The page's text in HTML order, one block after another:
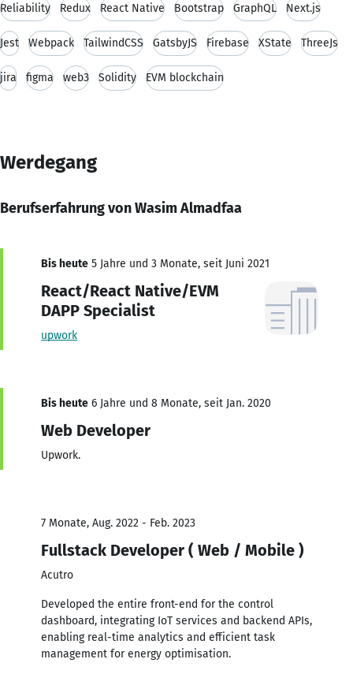
Reliability Redux React Native Bootstrap GraphQL Next.js
Jest Webpack TailwindCSS GatsbyJS Firebase XState ThreeJs
jira figma web3 Solidity EVM blockchain
Werdegang
Berufserfahrung von Wasim Almadfaa
Bis heute 5 Jahre und 3 Monate, seit Juni 2021
React/React Native/EVM
DAPP Specialist
upwork
Bis heute 6 Jahre und 8 Monate, seit Jan. 2020
Web Developer
Upwork.
7 Monate, Aug. 2022 - Feb. 2023
Fullstack Developer ( Web / Mobile )
Acutro
Developed the entire front-end for the control
dashboard, integrating IoT services and backend APIs,
enabling real-time analytics and efficient task
management for energy optimisation.